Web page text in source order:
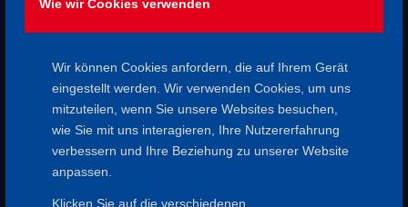
Wie wir Cookies verwenden
Wir können Cookies anfordern, die auf Ihrem Gerät
eingestellt werden. Wir verwenden Cookies, um uns
mitzuteilen, wenn Sie unsere Websites besuchen,
wie Sie mit uns interagieren, Ihre Nutzererfahrung
verbessern und Ihre Beziehung zu unserer Website
anpassen.
Klicken Sie auf die verschiedenen
NICHTS GEFUNDEN
Leider wurden keine Ergebnisse für das angefragte Archiv
gefunden.